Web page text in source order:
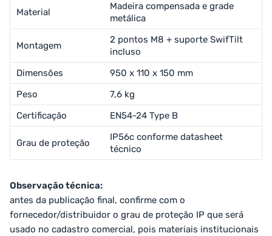
Material
Madeira compensada e grade
metálica
Montagem
2 pontos M8 + suporte SwifTilt
incluso
Dimensões
950 x 110 x 150 mm
Peso
7,6 kg
Certificação
EN54-24 Type B
Grau de proteção
IP56c conforme datasheet
técnico
Observação técnica:
antes da publicação final, confirme com o
fornecedor/distribuidor o grau de proteção IP que será
usado no cadastro comercial, pois materiais institucionais